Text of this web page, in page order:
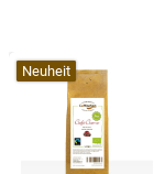
Neuheit